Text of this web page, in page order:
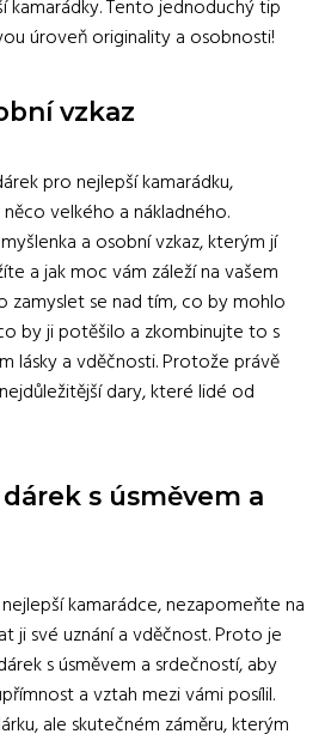
Tento jednoduchý tip
úroveň originality a osobnosti!
vzkaz
pro nejlepší kamarádku,
velkého a nákladného.
a osobní vzkaz, kterým jí
a jak moc vám záleží na vašem
zamyslet se nad tím, co by mohlo
by ji potěšilo a zkombinujte to s
lásky a vděčnosti. Protože právě
dary, které lidé od
s úsměvem a
kamarádce, nezapomeňte na
ji své uznání a vděčnost. Proto je
s úsměvem a srdečností, aby
a vztah mezi vámi posílil.
ale skutečném záměru, kterým